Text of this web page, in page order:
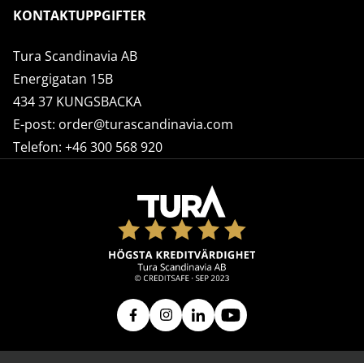
KONTAKTUPPGIFTER
Tura Scandinavia AB
Energigatan 15B
434 37 KUNGSBACKA
E-post: order@turascandinavia.com
Telefon: +46 300 568 920